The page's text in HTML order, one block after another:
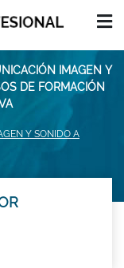
IMAGEN Y
DE FORMACIÓN
Y SONIDO A